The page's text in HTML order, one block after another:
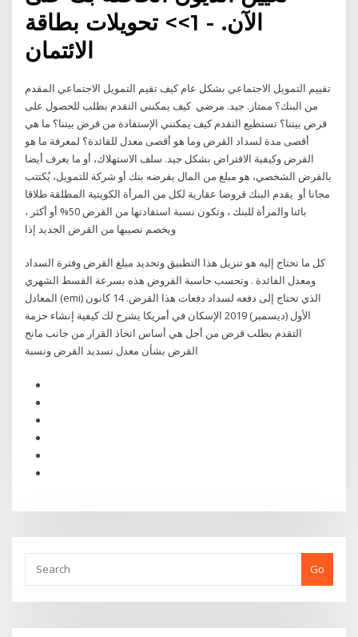
الآن. - 1>> تحويلات بطاقة
الائتمان
تقييم التمويل الاجتماعي بشكل عام كيف تقيم التمويل الاجتماعي المقدم
من البنك؟ ممتاز. جيد. مرضي كيف يمكنني التقدم بطلب للحصول على
قرض بيتنا؟ تستطيع التقدم كيف يمكنني الإستفادة من قرض بيتنا؟ ما هي
أقصى مدة لسداد القرض وما هو أقصى معدل للفائدة؟ لمعرفة ما هو
القرض وكيفية الاقتراض بشكل جيد. سلف الاستهلاك، أو ما يعرف أيضا
بالقرض الشخصي، هو مبلغ من المال يقرضه بنك أو شركة للتمويل، يُكتتب
مجانا أو يقدم البنك قروضا عقارية لكل من المرأة الكويتية المطلقة طلاقا
بائنا والمرأة للبنك ، وتكون نسبة استفادتها من القرض 50% أو أكثر ،
كل ما تحتاج إليه هو تنزيل هذا التطبيق وتحديد مبلغ القرض وفترة السداد
ومعدل الفائدة . وتحسب حاسبة القروض هذه بسرعة القسط الشهري
المعادل (emi) الذي تحتاج إلى دفعه لسداد دفعات هذا القرض. 14 كانون
الأول (ديسمبر) 2019 الإسكان في أمريكا يشرح لك كيفية إنشاء حزمة
التقدم بطلب قرض من أجل هي أساس اتخاذ القرار من جانب مانح
Go